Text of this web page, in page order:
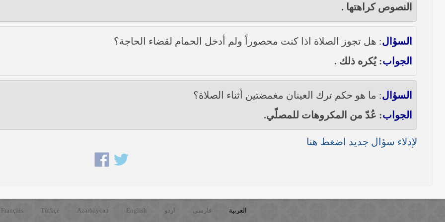
النصوص كراهتها .
السؤال: هل تجوز الصلاة اذا كنت محصوراً ولم أدخل الحمام لقضاء الحاجة؟
الجواب: يُكره ذلك .
السؤال: ما هو حكم ترك العينان مغمضتين أثناء الصلاة؟
الجواب: عُدّ من المكروهات للمصلّي.
لإدلاء سؤال جديد اضغط هنا
العربية فارسی اردو English
Azərbaycan
Türkçe
Français